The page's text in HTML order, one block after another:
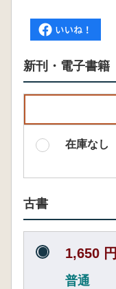
新刊・電子書籍
在庫なし
古書
1,650 円
普通